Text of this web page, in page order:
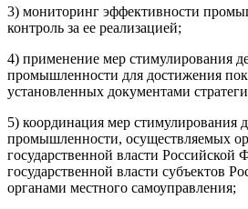
3) мониторинг эффективности
контроль за ее реализацией;
4) применение мер стимулирования
промышленности для достижения
установленных документами
5) координация мер стимулирования
промышленности, осуществляемых
государственной власти Российской
государственной власти субъектов
органами местного самоуправления;